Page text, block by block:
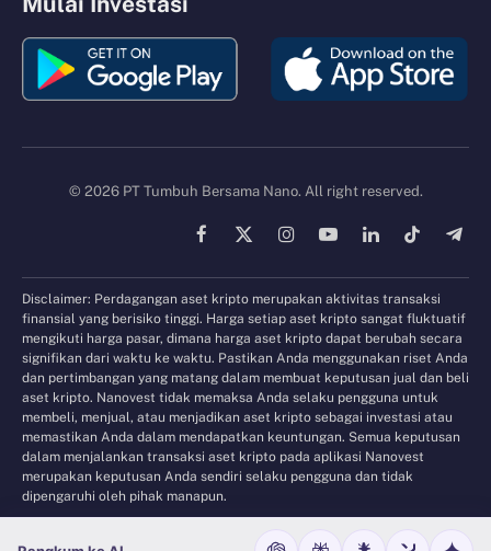
© 2026 PT Tumbuh Bersama Nano. All right reserved.
Facebook
X
InstagramYouTubeLinkedInTikTok
Disclaimer: Perdagangan aset kripto merupakan aktivitas transaksi
finansial yang berisiko tinggi. Harga setiap aset kripto sangat fluktuatif
mengikuti harga pasar, dimana harga aset kripto dapat berubah secara
signifikan dari waktu ke waktu. Pastikan Anda menggunakan riset Anda
dan pertimbangan yang matang dalam membuat keputusan jual dan beli
aset kripto. Nanovest tidak memaksa Anda selaku pengguna untuk
membeli, menjual, atau menjadikan aset kripto sebagai investasi atau
memastikan Anda dalam mendapatkan keuntungan. Semua keputusan
dalam menjalankan transaksi aset kripto pada aplikasi Nanovest
merupakan keputusan Anda sendiri selaku pengguna dan tidak
dipengaruhi oleh pihak manapun.